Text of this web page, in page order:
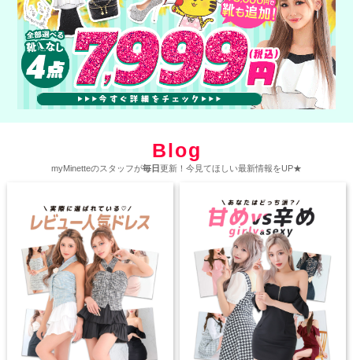
Blog
myMinetteのスタッフが毎日 更新！今見てほしい最新情報をUP★